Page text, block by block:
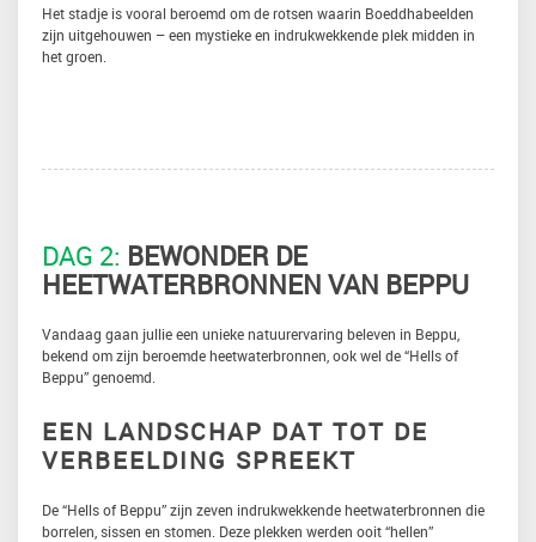
Het stadje is vooral beroemd om de rotsen waarin Boeddhabeelden
zijn uitgehouwen – een mystieke en indrukwekkende plek midden in
het groen.
DAG 2: BEWONDER DE
HEETWATERBRONNEN VAN BEPPU
Vandaag gaan jullie een unieke natuurervaring beleven in Beppu,
bekend om zijn beroemde heetwaterbronnen, ook wel de “Hells of
Beppu” genoemd.
EEN LANDSCHAP DAT TOT DE
VERBEELDING SPREEKT
De “Hells of Beppu” zijn zeven indrukwekkende heetwaterbronnen die
borrelen, sissen en stomen. Deze plekken werden ooit “hellen”